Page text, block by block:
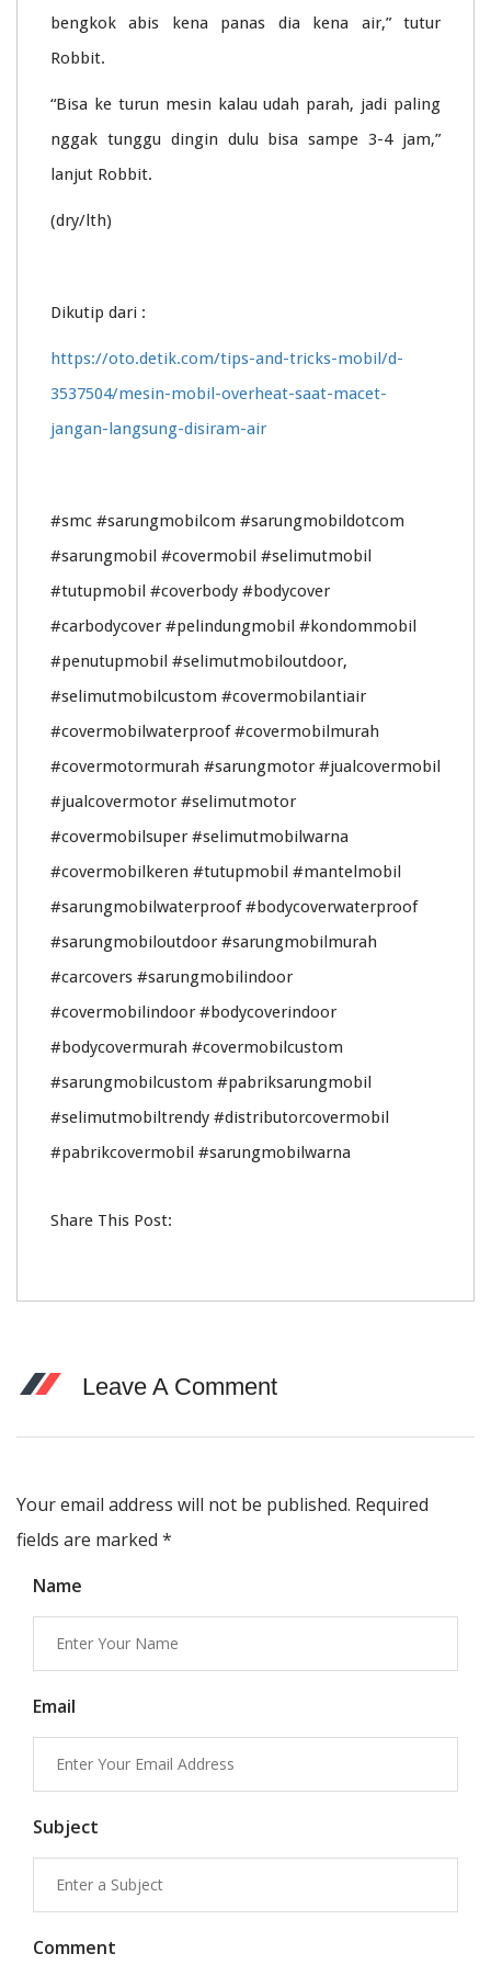
bengkok abis kena panas dia kena air,” tutur
Robbit.
“Bisa ke turun mesin kalau udah parah, jadi paling
nggak tunggu dingin dulu bisa sampe 3-4 jam,”
lanjut Robbit.
(dry/lth)
Dikutip dari :
https://oto.detik.com/tips-and-tricks-mobil/d-
3537504/mesin-mobil-overheat-saat-macet-
jangan-langsung-disiram-air
#smc #sarungmobilcom #sarungmobildotcom
#sarungmobil #covermobil #selimutmobil
#tutupmobil #coverbody #bodycover
#carbodycover #pelindungmobil #kondommobil
#penutupmobil #selimutmobiloutdoor,
#selimutmobilcustom #covermobilantiair
#covermobilwaterproof #covermobilmurah
#covermotormurah #sarungmotor #jualcovermobil
#jualcovermotor #selimutmotor
#covermobilsuper #selimutmobilwarna
#covermobilkeren #tutupmobil #mantelmobil
#sarungmobilwaterproof #bodycoverwaterproof
#sarungmobiloutdoor #sarungmobilmurah
#carcovers #sarungmobilindoor
#covermobilindoor #bodycoverindoor
#bodycovermurah #covermobilcustom
#sarungmobilcustom #pabriksarungmobil
#selimutmobiltrendy #distributorcovermobil
#pabrikcovermobil #sarungmobilwarna
Share This Post:
Leave A Comment
Your email address will not be published. Required
fields are marked *
Name
Email
Subject
Comment